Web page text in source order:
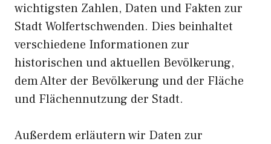
wichtigsten Zahlen, Daten und Fakten zur
Stadt Wolfertschwenden. Dies beinhaltet
verschiedene Informationen zur
historischen und aktuellen Bevölkerung,
dem Alter der Bevölkerung und der Fläche
und Flächennutzung der Stadt.
Außerdem erläutern wir Daten zur